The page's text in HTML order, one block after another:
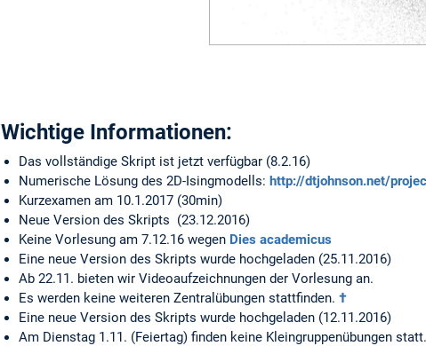
Wichtige Informationen:
Das vollständige Skript ist jetzt verfügbar (8.2.16)
Numerische Lösung des 2D-Isingmodells: http://dtjohnson.net/
Kurzexamen am 10.1.2017 (30min)
Neue Version des Skripts (23.12.2016)
Keine Vorlesung am 7.12.16 wegen Dies academicus
Eine neue Version des Skripts wurde hochgeladen (25.11.2016)
Ab 22.11. bieten wir Videoaufzeichnungen der Vorlesung an.
Es werden keine weiteren Zentralübungen stattfinden. †
Eine neue Version des Skripts wurde hochgeladen (12.11.2016)
Am Dienstag 1.11. (Feiertag) finden keine Kleingruppenübungen